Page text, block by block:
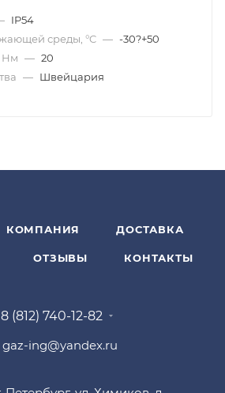
IP54
среды, °C — -30?+50
Нм — 20
— Швейцария
КОМПАНИЯ ДОСТАВКА
ОТЗЫВЫ КОНТАКТЫ
8 (812) 740-12-82
gaz-ing@yandex.ru